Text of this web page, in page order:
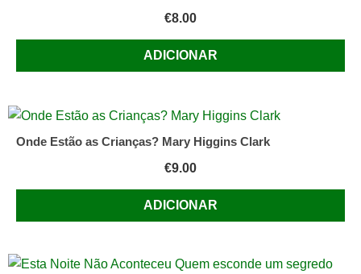
€8.00
ADICIONAR
Onde Estão as Crianças? Mary Higgins Clark
€9.00
ADICIONAR